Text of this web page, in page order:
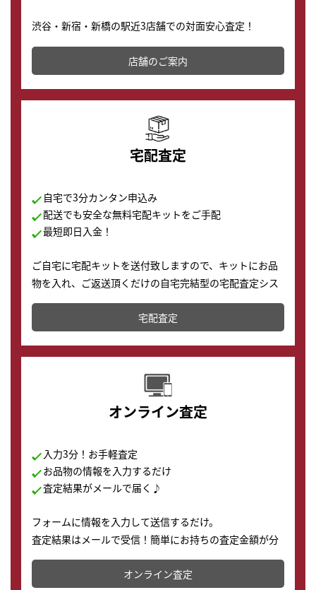
渋谷・新宿・新橋の駅近3店舗での対面安心査定！
その場で現金買取致します。渋谷本店では、時計販売の
店舗を併設しており、下取りに出してお得に新しい時計
の購入もできます♪
店舗のご案内
宅配査定
自宅で3分カンタン申込み
配送でも安全な無料宅配キットをご手配
最短即日入金！
ご自宅に宅配キットを送付致しますので、キットにお品
物を入れ、ご返送頂くだけの自宅完結型の宅配査定シス
テムです。
配送でも簡単&安全に査定・買取に出すことが可能で
す。
宅配査定
オンライン査定
入力3分！お手軽査定
お品物の情報を入力するだけ
査定結果がメールで届く♪
フォームに情報を入力して送信するだけ。
査定結果はメールで受信！簡単にお持ちの査定金額が分
かります。
オンライン査定